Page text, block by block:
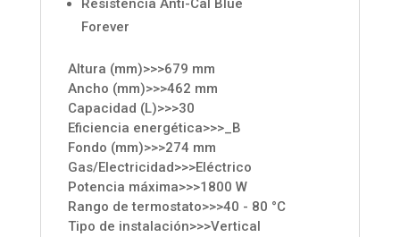
Resistencia Anti-Cal Blue
Forever
Altura (mm)>>>679 mm
Ancho (mm)>>>462 mm
Capacidad (L)>>>30
Eficiencia energética>>>_B
Fondo (mm)>>>274 mm
Gas/Electricidad>>>Eléctrico
Potencia máxima>>>1800 W
Rango de termostato>>>40 - 80 °C
Tipo de instalación>>>Vertical